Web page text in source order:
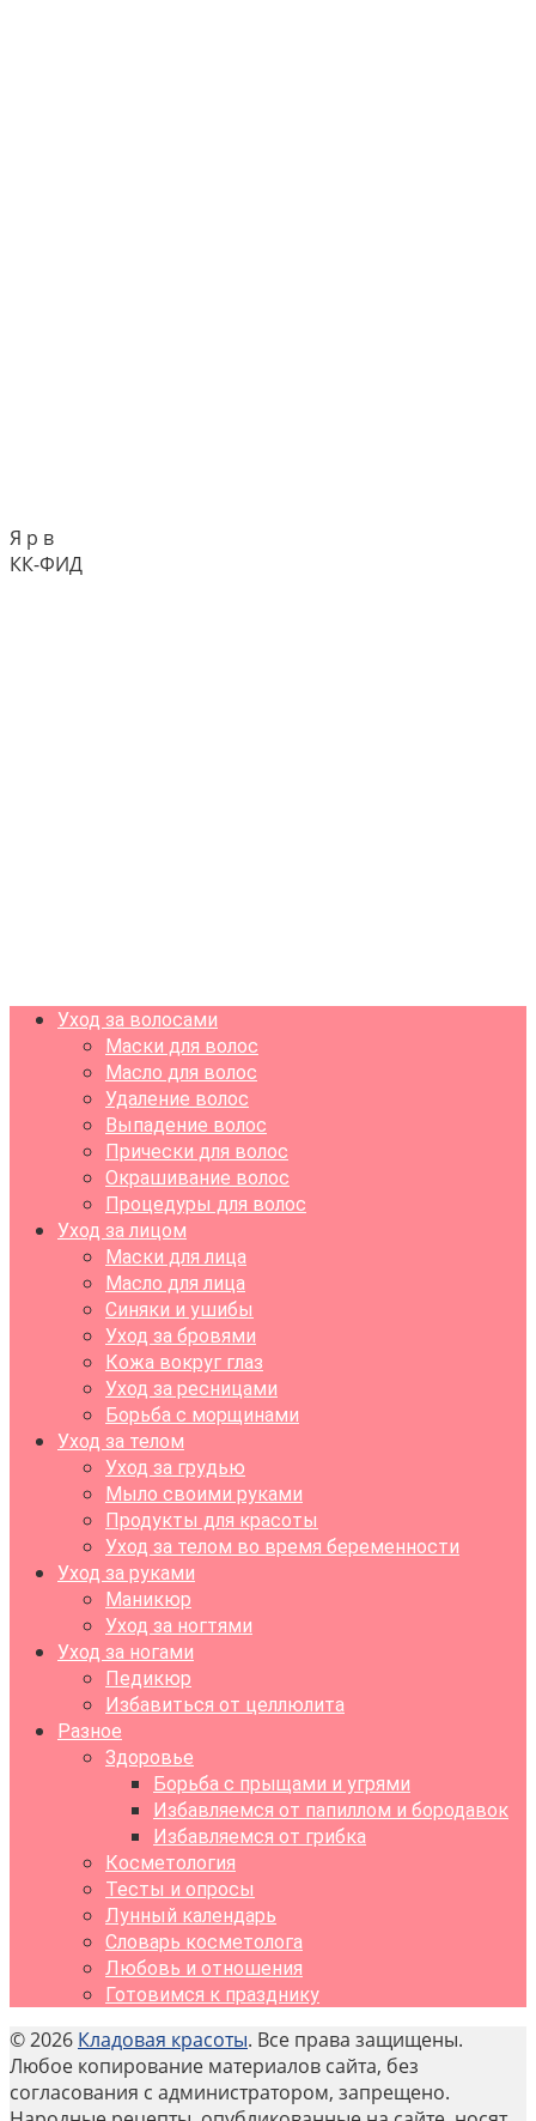
Я р в
КК-ФИД
Уход за волосами
Маски для волос
Масло для волос
Удаление волос
Выпадение волос
Прически для волос
Окрашивание волос
Процедуры для волос
Уход за лицом
Маски для лица
Масло для лица
Синяки и ушибы
Уход за бровями
Кожа вокруг глаз
Уход за ресницами
Борьба с морщинами
Уход за телом
Уход за грудью
Мыло своими руками
Продукты для красоты
Уход за телом во время беременности
Уход за руками
Маникюр
Уход за ногтями
Уход за ногами
Педикюр
Избавиться от целлюлита
Разное
Здоровье
Борьба с прыщами и угрями
Избавляемся от папиллом и бородавок
Избавляемся от грибка
Косметология
Тесты и опросы
Лунный календарь
Словарь косметолога
Любовь и отношения
Готовимся к празднику
© 2026 Кладовая красоты. Все права защищены.
Любое копирование материалов сайта, без
согласования с администратором, запрещено.